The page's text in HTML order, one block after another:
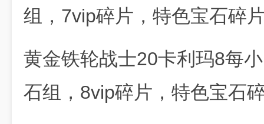
组，7vip碎片，特色宝石碎
黄金铁轮战士20卡利玛8每
石组，8vip碎片，特色宝石